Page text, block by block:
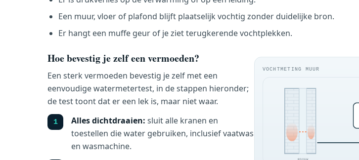
Een muur, vloer of plafond blijft plaatselijk vochtig zonder duidelijke bron.
Er hangt een muffe geur of je ziet terugkerende vochtplekken.
VOCHTMETING MUUR
Hoe bevestig je zelf een vermoeden?
Een sterk vermoeden bevestig je zelf met een
eenvoudige watermetertest, in de stappen hieronder;
de test toont dat er een lek is, maar niet waar.
Alles dichtdraaien: sluit alle kranen en
toestellen die water gebruiken, inclusief vaatwas
en wasmachine.